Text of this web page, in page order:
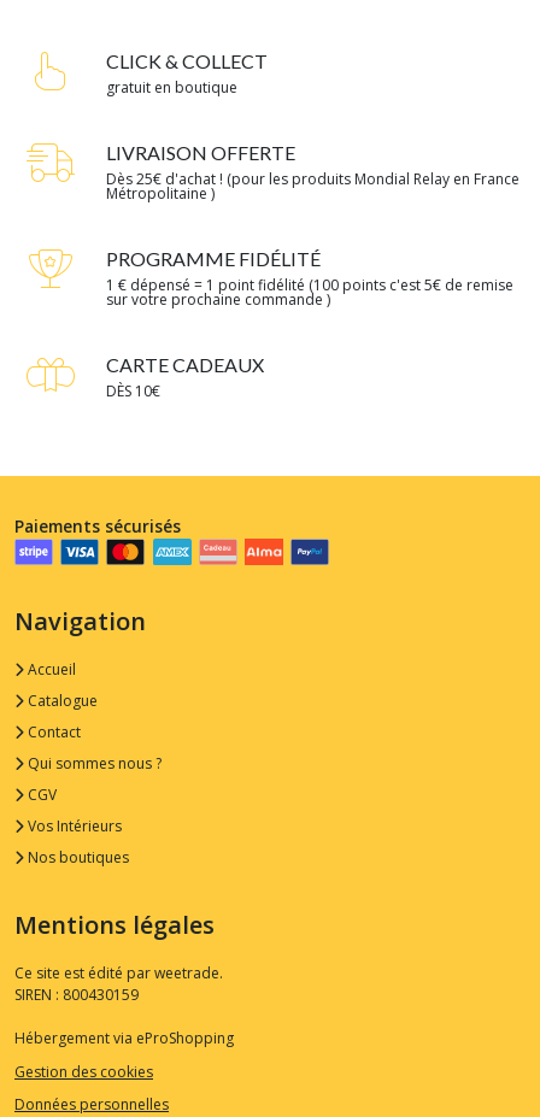
CLICK & COLLECT
gratuit en boutique
LIVRAISON OFFERTE
Dès 25€ d'achat ! (pour les produits Mondial Relay en France
Métropolitaine )
PROGRAMME FIDÉLITÉ
1 € dépensé = 1 point fidélité (100 points c'est 5€ de remise
sur votre prochaine commande )
CARTE CADEAUX
DÈS 10€
Paiements sécurisés
Navigation
Accueil
Catalogue
Contact
Qui sommes nous ?
CGV
Vos Intérieurs
Nos boutiques
Mentions légales
Ce site est édité par weetrade.
SIREN : 800430159
Hébergement via eProShopping
Gestion des cookies
Données personnelles